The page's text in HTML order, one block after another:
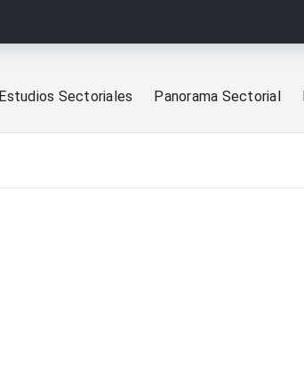
Estudios Sectoriales Panorama Sectorial